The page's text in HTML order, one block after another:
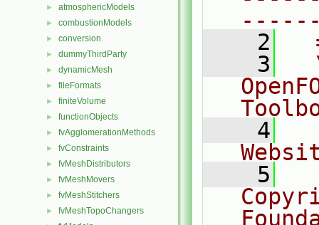
► atmosphericModels
► combustionModels
► conversion
► dummyThirdParty
► dynamicMesh
► fileFormats
► finiteVolume
► functionObjects
► fvAgglomerationMethods
► fvConstraints
► fvMeshDistributors
► fvMeshMovers
► fvMeshStitchers
► fvMeshTopoChangers
    2
    3
    4
    5